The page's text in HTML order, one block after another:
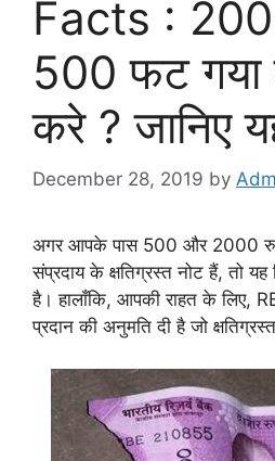
Facts :
500 फट गया
करे ? जानिए
December 28, 2019 by
अगर आपके पास 500 और 2000
संप्रदाय के क्षतिग्रस्त नोट हैं, तो
है। हालाँकि, आपकी राहत के लिए,
प्रदान की अनुमति दी है जो